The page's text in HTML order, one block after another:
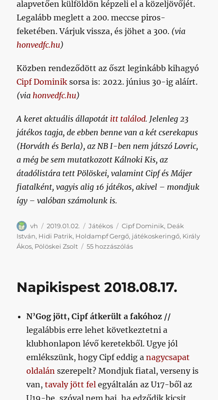
alapvetően külföldön képzeli el a közeljövőjét.
Legalább meglett a 200. meccse piros-
feketében. Várjuk vissza, és jöhet a 300. (via
honvedfc.hu)
Közben rendeződött az őszt leginkább kihagyó
Cipf Dominik sorsa is: 2022. június 30-ig aláírt.
(via honvedfc.hu)
A keret aktuális állapotát itt találod. Jelenleg 23
játékos tagja, de ebben benne van a két cserekapus
(Horváth és Berla), az NB I-ben nem játszó Lovric,
a még be sem mutatkozott Kálnoki Kis, az
átadólistára tett Pölöskei, valamint Cipf és Májer
fiatalként, vagyis alig 16 játékos, akivel – mondjuk
így – valóban számolunk is.
Szerző
vh Közzétéve
2019.01.02. Kategória
Játékos Címke
Cipf Dominik, Deák
István, Hidi Patrik, Holdampf Gergő, játékoskeringő, Király
Ákos, Pölöskei Zsolt 55 hozzászólásTovábbi
kívánunk
című
bejegyzéshez
Napikispest 2018.08.17.
N’Gog jött, Cipf átkerült a fakóhoz //
legalábbis erre lehet következtetni a
klubhonlapon lévő keretekből. Ugye jól
emlékszünk, hogy Cipf eddig anagycsapat
oldalán szerepelt? Mondjuk fiatal, verseny is
van,tavaly jött fel egyáltalán az U17-ből az
U19-be, szóval nem baj, ha edződik kicsit